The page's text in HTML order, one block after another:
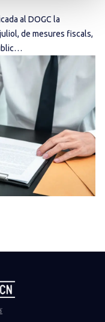
al DOGC la
de mesures fiscals,